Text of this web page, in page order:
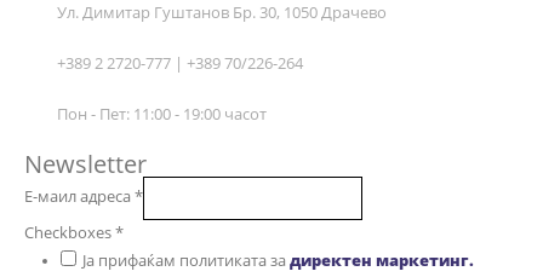
Ул. Димитар Гуштанов Бр. 30, 1050 Драчево
+389 2 2720-777 | +389 70/226-264
Пон - Пет: 11:00 - 19:00 часот
Newsletter
Е-маил адреса*
Checkboxes*
Ја прифаќам политиката задиректен маркетинг.